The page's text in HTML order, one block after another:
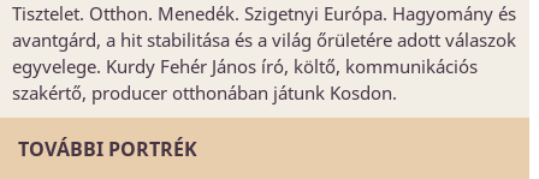
Tisztelet. Otthon. Menedék. Szigetnyi Európa. Hagyomány és
avantgárd, a hit stabilitása és a világ őrületére adott válaszok
egyvelege. Kurdy Fehér János író, költő, kommunikációs
szakértő, producer otthonában játunk Kosdon.
TOVÁBBI PORTRÉK